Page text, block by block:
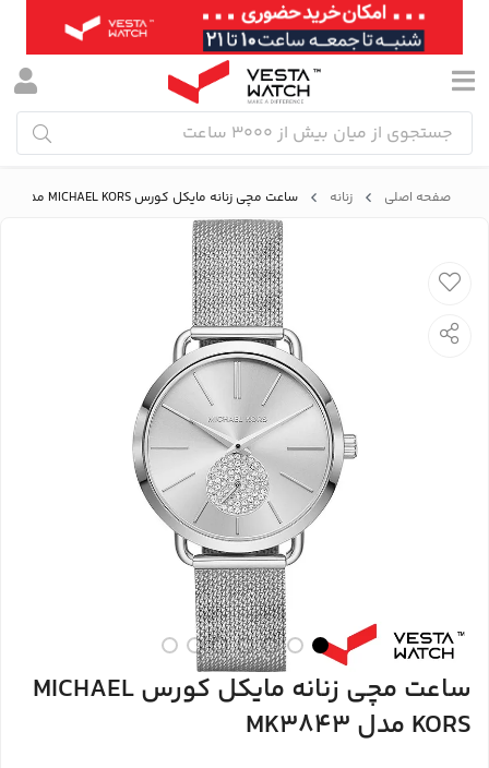
صفحه اصلی زنانه ساعت مچی زنانه مایکل کورس MICHAEL KORS مدل MK3843
ساعت مچی زنانه مایکل کورس MICHAEL
KORS مدل MK3843